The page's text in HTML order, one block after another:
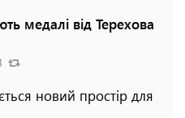
медалі від Терехова
новий простір для